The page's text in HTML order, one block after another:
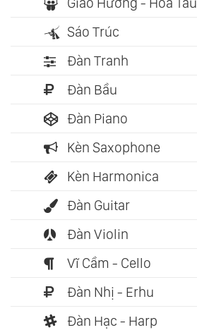
Sáo Trúc
Đàn Tranh
Đàn Bầu
Đàn Piano
Kèn Saxophone
Kèn Harmonica
Đàn Guitar
Đàn Violin
Vĩ Cầm - Cello
Đàn Nhị - Erhu
Đàn Hạc - Harp